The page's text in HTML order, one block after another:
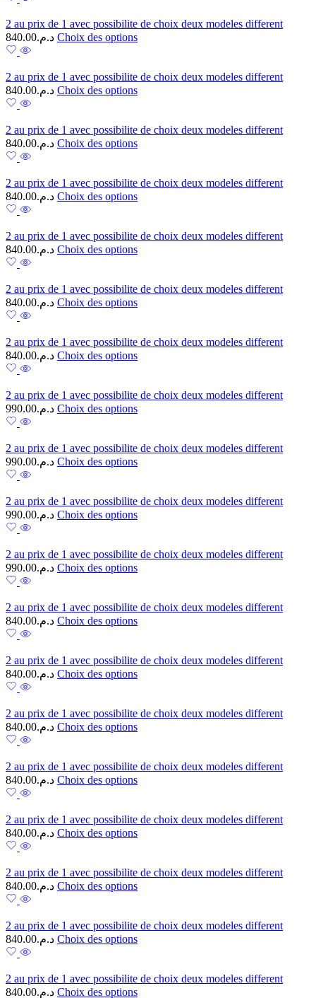
2 au prix de 1 avec possibilite de choix deux modeles different
د.م.840.00 Choix des options
2 au prix de 1 avec possibilite de choix deux modeles different
د.م.840.00 Choix des options
2 au prix de 1 avec possibilite de choix deux modeles different
د.م.840.00 Choix des options
2 au prix de 1 avec possibilite de choix deux modeles different
د.م.840.00 Choix des options
2 au prix de 1 avec possibilite de choix deux modeles different
د.م.840.00 Choix des options
2 au prix de 1 avec possibilite de choix deux modeles different
د.م.840.00 Choix des options
2 au prix de 1 avec possibilite de choix deux modeles different
د.م.840.00 Choix des options
2 au prix de 1 avec possibilite de choix deux modeles different
د.م.990.00 Choix des options
2 au prix de 1 avec possibilite de choix deux modeles different
د.م.990.00 Choix des options
2 au prix de 1 avec possibilite de choix deux modeles different
د.م.990.00 Choix des options
2 au prix de 1 avec possibilite de choix deux modeles different
د.م.990.00 Choix des options
2 au prix de 1 avec possibilite de choix deux modeles different
د.م.840.00 Choix des options
2 au prix de 1 avec possibilite de choix deux modeles different
د.م.840.00 Choix des options
2 au prix de 1 avec possibilite de choix deux modeles different
د.م.840.00 Choix des options
2 au prix de 1 avec possibilite de choix deux modeles different
د.م.840.00 Choix des options
2 au prix de 1 avec possibilite de choix deux modeles different
د.م.840.00 Choix des options
2 au prix de 1 avec possibilite de choix deux modeles different
د.م.840.00 Choix des options
2 au prix de 1 avec possibilite de choix deux modeles different
د.م.840.00 Choix des options
2 au prix de 1 avec possibilite de choix deux modeles different
د.م.840.00 Choix des options